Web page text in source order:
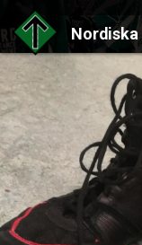
Nordiska